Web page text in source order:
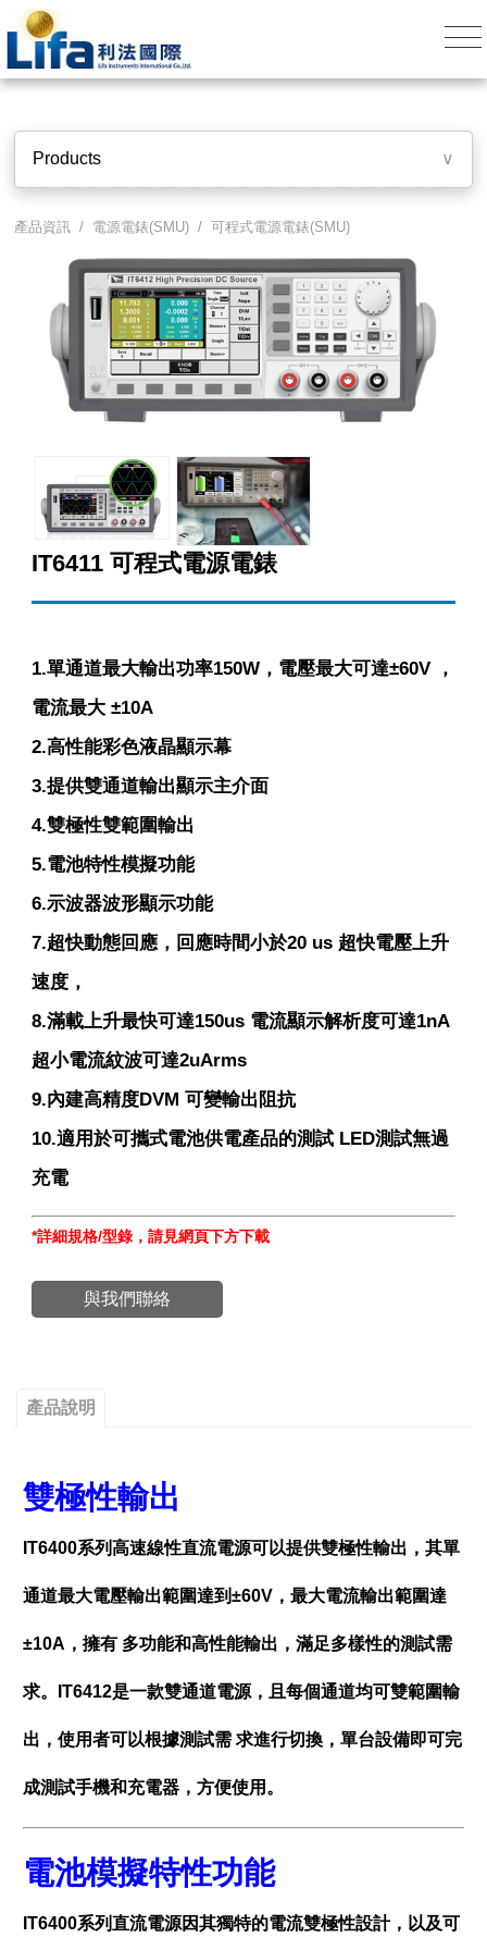
Products ∨
產品資訊 / 電源電錶(SMU) /可程式電源電錶(SMU)
IT6411 可程式電源電錶
1.單通道最大輸出功率150W，電壓最大可達±60V ，
電流最大 ±10A
2.高性能彩色液晶顯示幕
3.提供雙通道輸出顯示主介面
4.雙極性雙範圍輸出
5.電池特性模擬功能
6.示波器波形顯示功能
7.超快動態回應，回應時間小於20 us 超快電壓上升
速度，
8.滿載上升最快可達150us 電流顯示解析度可達1nA
超小電流紋波可達2uArms
9.內建高精度DVM 可變輸出阻抗
10.適用於可攜式電池供電產品的測試 LED測試無過
充電
*詳細規格/型錄，請見網頁下方下載
與我們聯絡
產品說明
雙極性輸出
IT6400系列高速線性直流電源可以提供雙極性輸出，其單
通道最大電壓輸出範圍達到±60V，最大電流輸出範圍達
±10A，擁有 多功能和高性能輸出，滿足多樣性的測試需
求。IT6412是一款雙通道電源，且每個通道均可雙範圍輸
出，使用者可以根據測試需 求進行切換，單台設備即可完
成測試手機和充電器，方便使用。
電池模擬特性功能
IT6400系列直流電源因其獨特的電流雙極性設計，以及可